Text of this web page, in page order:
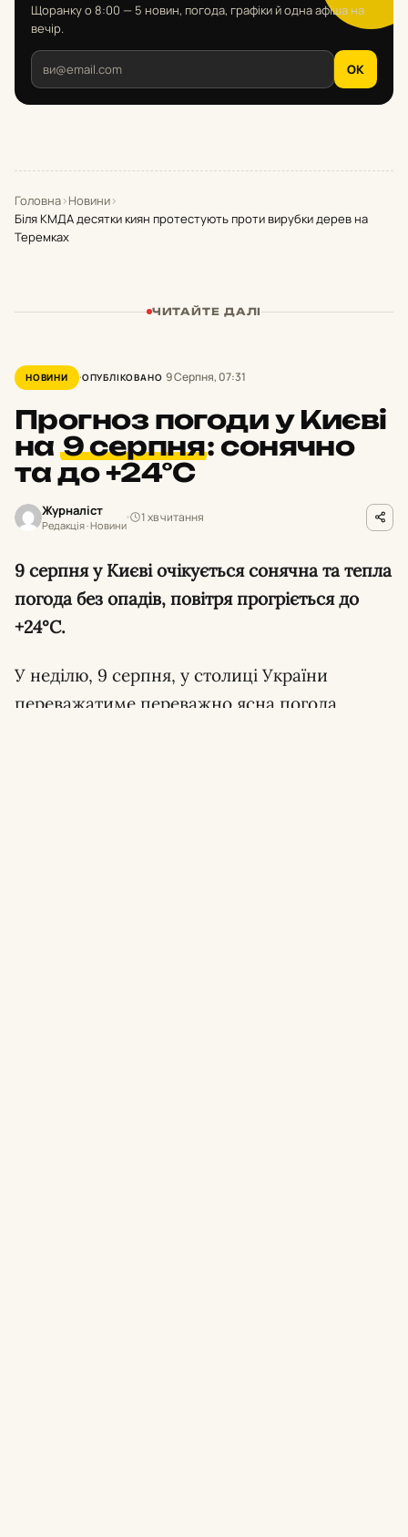
Щоранку о 8:00 — 5 новин, погода, графіки й одна афіша на
вечір.
OK
Головна›Новини›
Біля КМДА десятки киян протестують проти вирубки дерев на
Теремках
ЧИТАЙТЕ ДАЛІ
НОВИНИ ОПУБЛІКОВАНО 9 Серпня, 07:31
Прогноз погоди у Києві
на9 серпня: сонячно
та до +24°С
Журналіст
Редакція · Новини
1 хв читання
9 серпня у Києві очікується сонячна та тепла
погода без опадів, повітря прогріється до
+24°С.
У неділю, 9 серпня, у столиці України
переважатиме переважно ясна погода,